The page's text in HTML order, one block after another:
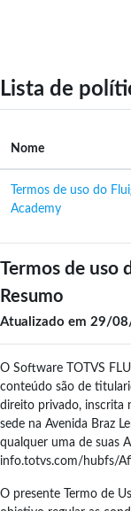
Lista de
Nome
Termos de uso do
Academy
Termos de uso
Resumo
Atualizado em 29/
O Software TOTVS
conteúdo são de
direito privado, inscrita
sede na Avenida Braz
qualquer uma de suas
info.totvs.com/hubfs/
O presente Termo de